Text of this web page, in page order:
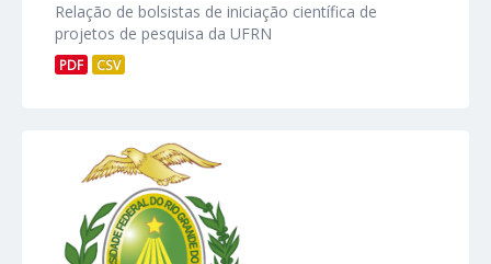
Relação de bolsistas de iniciação científica de
projetos de pesquisa da UFRN
PDF CSV